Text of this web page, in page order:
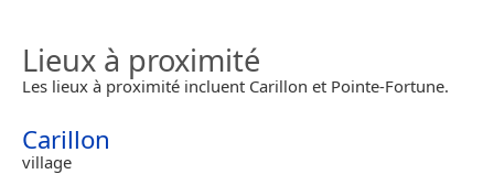
Lieux à proximité
Les lieux à proximité incluent Carillon et Pointe-Fortune.
Carillon
village